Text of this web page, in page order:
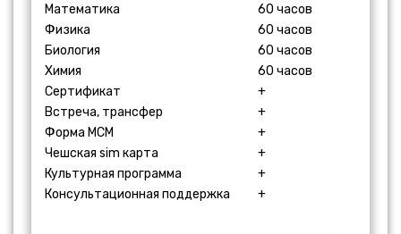
Математика
60 часов
Физика
60 часов
Биология
60 часов
Химия
60 часов
Сертификат
+
Встреча, трансфер
+
Форма МСМ
+
Чешская sim карта
+
Культурная программа
+
Консультационная поддержка
+